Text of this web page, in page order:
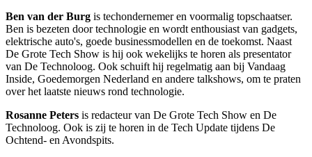
Ben van der Burg is techondernemer en voormalig topschaatser.
Ben is bezeten door technologie en wordt enthousiast van gadgets,
elektrische auto's, goede businessmodellen en de toekomst. Naast
De Grote Tech Show is hij ook wekelijks te horen als presentator
van De Technoloog. Ook schuift hij regelmatig aan bij Vandaag
Inside, Goedemorgen Nederland en andere talkshows, om te praten
over het laatste nieuws rond technologie.
Rosanne Peters is redacteur van De Grote Tech Show en De
Technoloog. Ook is zij te horen in de Tech Update tijdens De
Ochtend- en Avondspits.